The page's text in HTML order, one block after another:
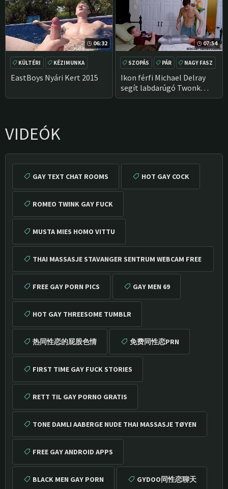
06:32
EastBoys Nyári Kert 2015
KÜLTÉRI
KÉZIMUNKA
MEDENCE
POV
07:54
Ikon férfi Michael Delray
segít labdarúgó Twonk
levetkőzni
SZOPÁS PÁR
NAGY FASZ
SEGG
VIDEÓK
GAY TEXT CHAT ROOMS HOT GAY COCK
ROMEO TWINK GAY FUCK
MUSTA MIES HOMO VITTU
THAI MASSASJE STAVANGER SENTRUM WEBCAM FREE
SEXFREE GAY PORN PICS GAY MEN 69
HOT GAY THREESOME TUMBLR
热同性恋的屁股色情 免费同性恋PRN
FIRST TIME GAY FUCK STORIES
RETT TIL GAY PORNO GRATIS
TONE DAMLI AABERGE NUDE THAI MASSASJE TØYEN
FREE GAY ANDROID APPS
BLACK MEN GAY PORN GYDOO同性恋聊天